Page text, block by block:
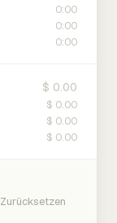
0:00
0:00
0:00
$ 0.00
$ 0.00
$ 0.00
$ 0.00
Zurücksetzen